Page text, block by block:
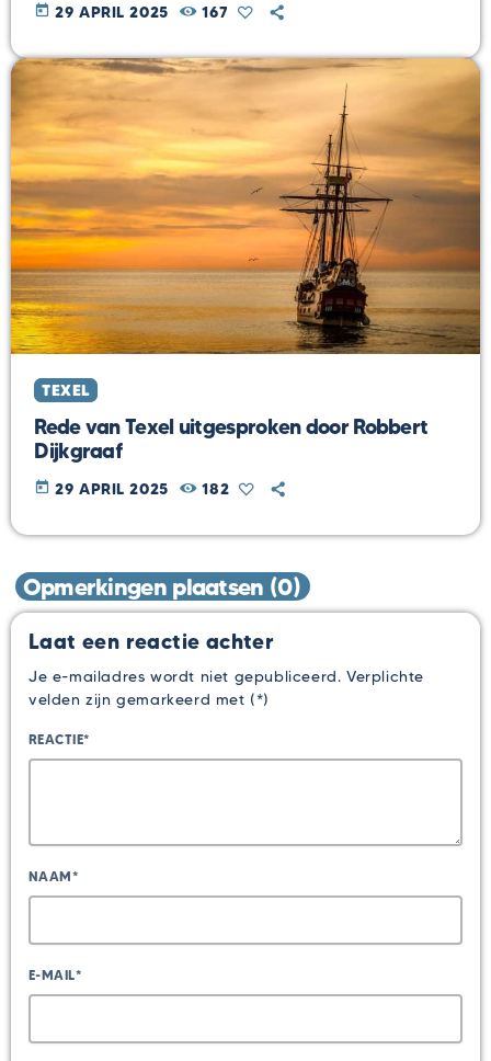
today 29 APRIL 2025 167
TEXEL
Rede van Texel uitgesproken door Robbert
Dijkgraaf
today 29 APRIL 2025 182
Opmerkingen plaatsen (0)
Laat een reactie achter
Je e-mailadres wordt niet gepubliceerd. Verplichte
velden zijn gemarkeerd met (*)
REACTIE*
NAAM*
E-MAIL*